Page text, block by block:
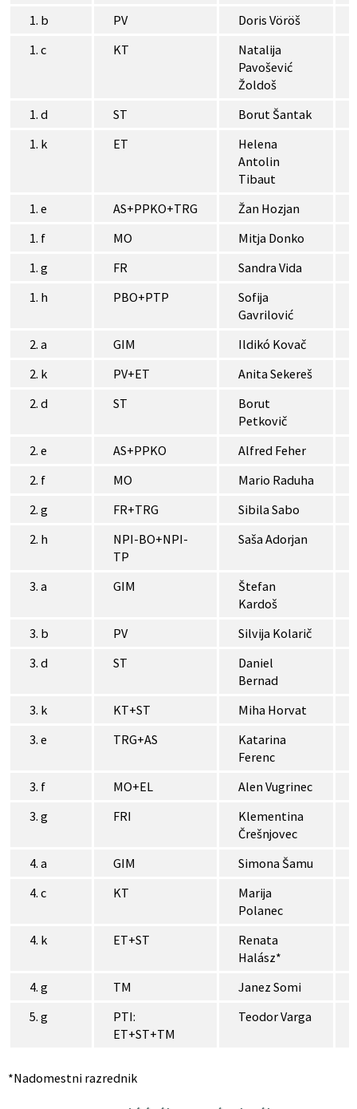
1. b
PV Doris Vöröš
1. c
KT
Natalija
Pavošević
Žoldoš
1. d ST Borut Šantak
1. k
ET
Helena
Antolin
Tibaut
1. e AS+PPKO+TRG Žan Hozjan
1. f
MO Mitja Donko
1. g
FR Sandra Vida
1. h
PBO+PTP
Sofija
Gavrilović
2. a GIM Ildikó Kovač
2. k
PV+ET Anita Sekereš
2. d
ST
Borut
Petkovič
2. e AS+PPKO Alfred Feher
2. f
MO Mario Raduha
2. g
FR+TRG Sibila Sabo
2. h
NPI-BO+NPI-
TP
Saša Adorjan
3. a GIM
Štefan
Kardoš
3. b PV Silvija Kolarič
3. d
ST
Daniel
Bernad
3. k KT+ST Miha Horvat
3. e
TRG+AS
Katarina
Ferenc
3. f MO+EL Alen Vugrinec
3. g
FRI
Klementina
Črešnjovec
4. a GIM Simona Šamu
4. c
KT
Marija
Polanec
4. k ET+ST
Renata
Halász*
4. g TM Janez Somi
5. g
PTI:
ET+ST+TM
Teodor Varga
*Nadomestni razrednik